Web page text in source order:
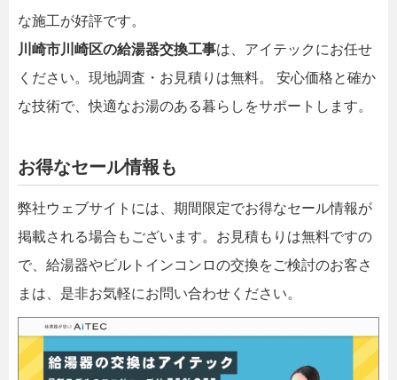
な施工が好評です。
川崎市川崎区の給湯器交換工事は、アイテックにお任せ
ください。現地調査・お見積りは無料。 安心価格と確か
な技術で、快適なお湯のある暮らしをサポートします。
お得なセール情報も
弊社ウェブサイトには、期間限定でお得なセール情報が
掲載される場合もございます。お見積もりは無料ですの
で、給湯器やビルトインコンロの交換をご検討のお客さ
まは、是非お気軽にお問い合わせください。